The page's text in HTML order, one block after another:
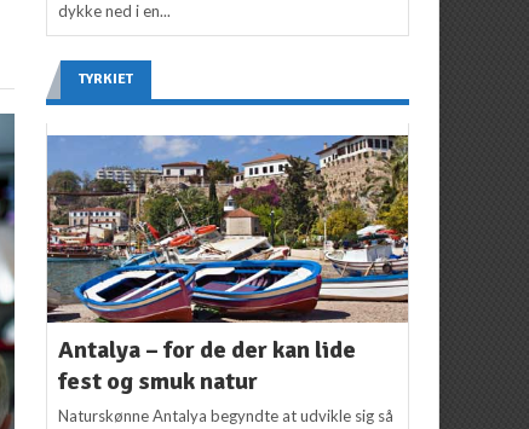
dykke ned i en...
TYRKIET
Antalya – for de der kan lide
fest og smuk natur
Naturskønne Antalya begyndte at udvikle sig så